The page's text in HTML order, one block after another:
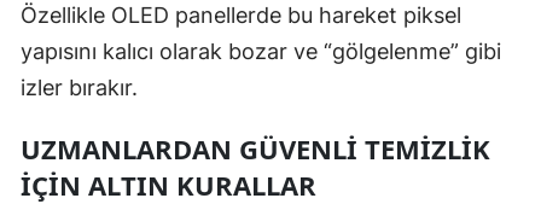
Özellikle OLED panellerde bu hareket piksel
yapısını kalıcı olarak bozar ve “gölgelenme” gibi
izler bırakır.
UZMANLARDAN GÜVENLI TEMIZLIK
İÇIN ALTIN KURALLAR